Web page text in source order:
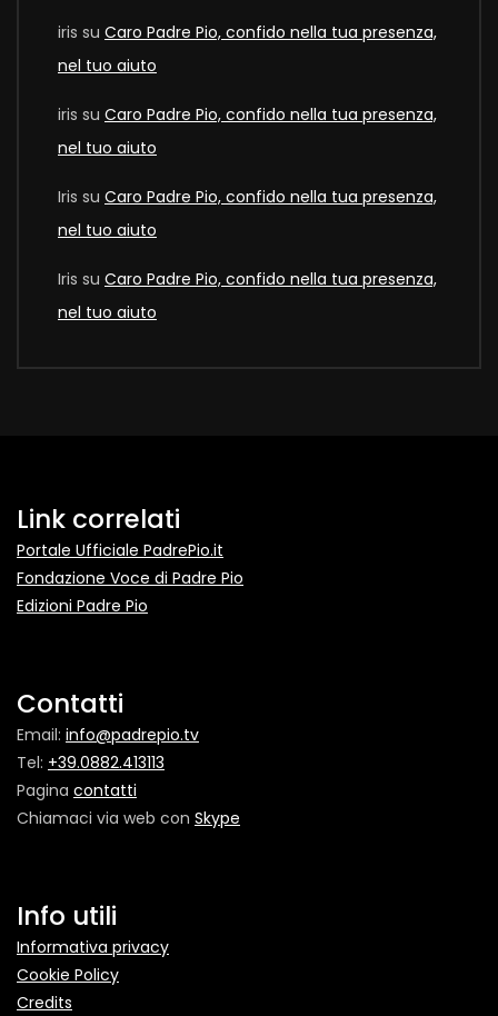
iris su Caro Padre Pio, confido nella tua presenza,
nel tuo aiuto
iris su Caro Padre Pio, confido nella tua presenza,
nel tuo aiuto
Iris su Caro Padre Pio, confido nella tua presenza,
nel tuo aiuto
Iris su Caro Padre Pio, confido nella tua presenza,
nel tuo aiuto
Link correlati
Portale Ufficiale PadrePio.it
Fondazione Voce di Padre Pio
Edizioni Padre Pio
Contatti
Email: info@padrepio.tv
Tel: +39.0882.413113
Pagina contatti
Chiamaci via web con Skype
Info utili
Informativa privacy
Cookie Policy
Credits